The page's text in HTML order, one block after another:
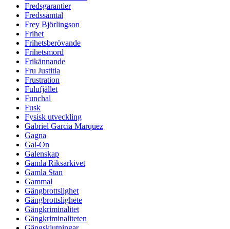
Fredsgarantier
Fredssamtal
Frey Björlingson
Frihet
Frihetsberövande
Frihetsmord
Frikännande
Fru Justitia
Frustration
Fulufjället
Funchal
Fusk
Fysisk utveckling
Gabriel Garcia Marquez
Gagna
Gal-On
Galenskap
Gamla Riksarkivet
Gamla Stan
Gammal
Gängbrottslighet
Gängbrottslighete
Gängkriminalitet
Gängkriminaliteten